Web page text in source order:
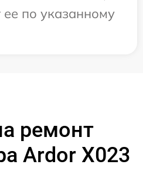
ее по указанному
ремонт
Ardor X023